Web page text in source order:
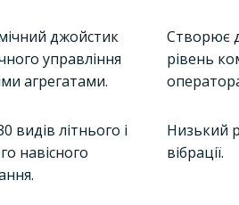
джойстик
управління
агрегатами.
Створює
рівень
видів літнього і
навісного
Низький
вібрації.